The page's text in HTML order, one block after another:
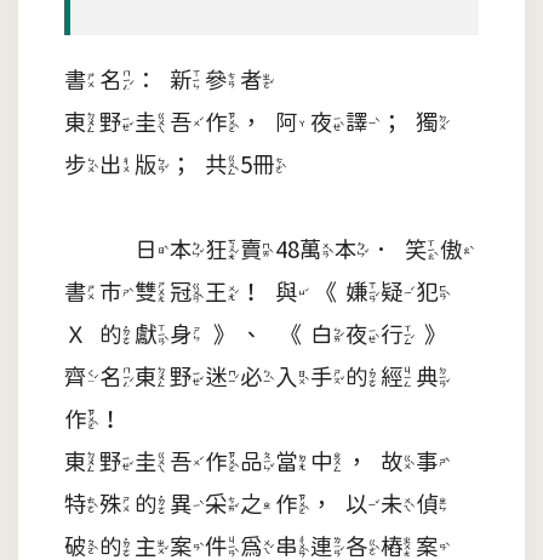
書名：新參者
東野圭吾作，阿夜譯；獨
步出版；共5冊
日本狂賣48萬本．笑傲
書市雙冠王！與《嫌疑犯
Ｘ的獻身》、《白夜行》
齊名東野迷必入手的經典
作！
東野圭吾作品當中，故事
特殊的異采之作，以未偵
破的主案件為串連各樁案